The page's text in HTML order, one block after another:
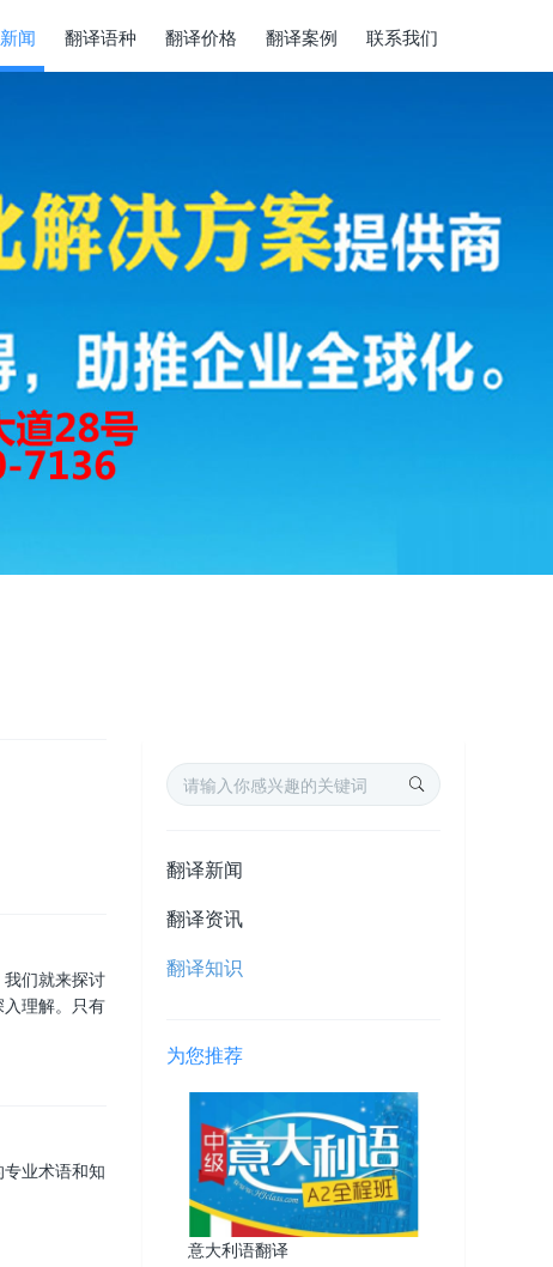
闻 翻译语种 翻译价格 翻译案例 联系我们
们就来探讨
理解。只有
业术语和知
翻译新闻
翻译资讯
翻译知识
为您推荐
意大利语翻译